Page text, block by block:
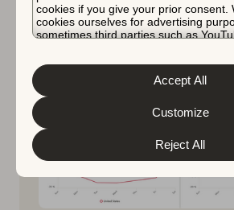
cookies if you give your prior consent.
cookies ourselves for advertising
sometimes third parties such as
about the protection of your personal
different cookies we use, please read
&
. You can customize
and preferences by clicking the
Reject All
Customize
Accept All
트렌드를 보입니다. 스포츠 앱 다운로
츠 이벤트가 열리는 주말에 급증합니
초에 가장 자주 다운로드됩니다.